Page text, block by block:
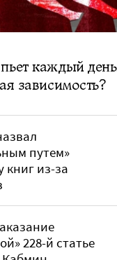
каждый
зависимость?
путем»
книг из-за
228-й статье